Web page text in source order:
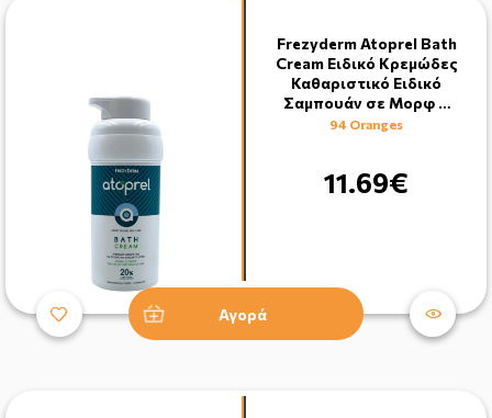
Frezyderm Atoprel Bath
Cream Ειδικό Κρεμώδες
Καθαριστικό Ειδικό
Σαμπουάν σε Μορφ …
94 Oranges
11.69€
Αγορά